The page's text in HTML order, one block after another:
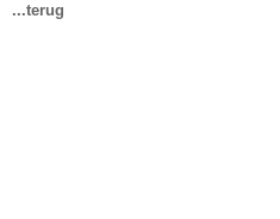
...terug